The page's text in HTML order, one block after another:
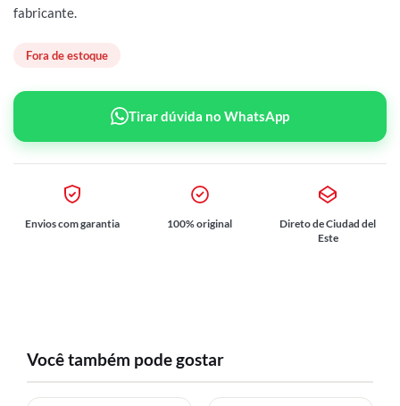
fabricante.
Fora de estoque
Tirar dúvida no WhatsApp
Envios com garantia 100% original
Direto de Ciudad del
Este
Você também pode gostar